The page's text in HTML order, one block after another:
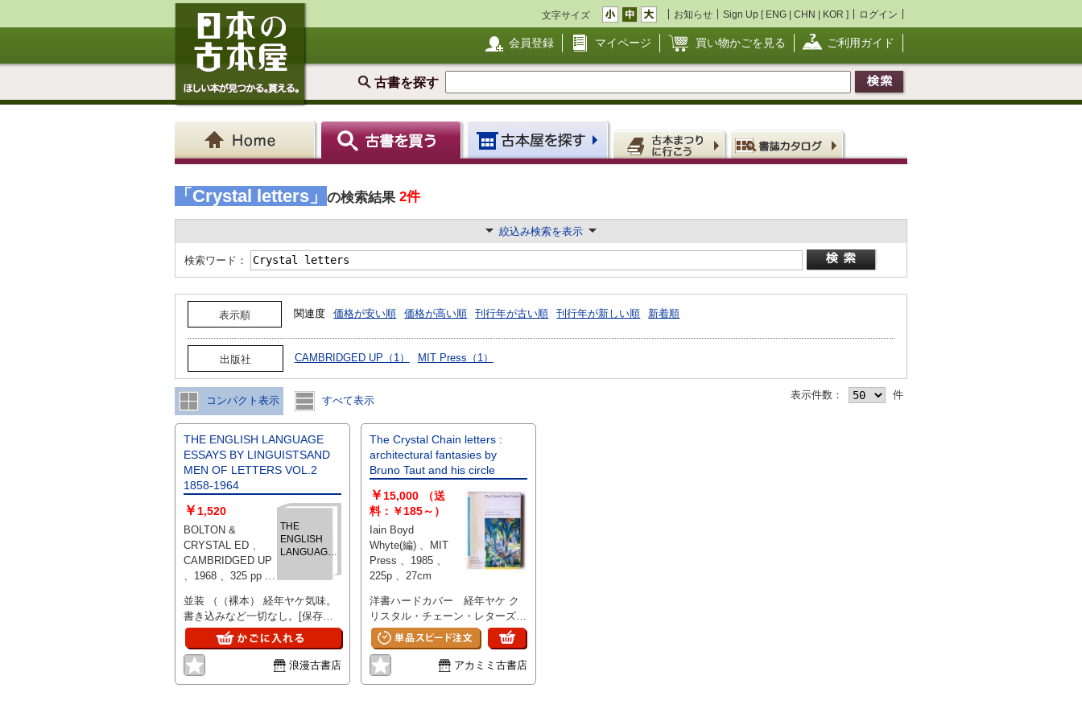
文字サイズ お知らせ Sign Up [ ENG | CHN | KOR ] ログイン
会員登録 マイページ 買い物かごを見る ご利用ガイド
古書を探す
「Crystal letters」 の検索結果 2件
絞込み検索を表示
検索ワード：
表示順 関連度 価格が安い順 価格が高い順 刊行年が古い順 刊行年が新しい順 新着順
出版社 CAMBRIDGED UP（1） MIT Press（1）
コンパクト表示 すべて表示 表示件数： 件
THE ENGLISH LANGUAGE
ESSAYS BY LINGUISTSAND
MEN OF LETTERS VOL.2
1858-1964
THE
ENGLISH
LANGUAGE
LINGUISTSAND
LETTERS
VOL.2 1858-
1964
￥ 1,520
BOLTON &
CRYSTAL ED 、
CAMBRIDGED UP
、1968 、325 pp 、
並装 （（裸本） 経年ヤケ気味。
書き込みなど一切なし。[保存状
態;やや良]
浪漫古書店
The Crystal Chain letters :
architectural fantasies by
Bruno Taut and his circle
￥ 15,000
（送
料：￥185～）
Iain Boyd
Whyte(編) 、MIT
Press 、1985 、
225p 、27cm
洋書ハードカバー 経年ヤケ ク
リスタル・チェーン・レターズ
（Die glaserne Kette）」は、ブ
ルーノ・タウトが1919年から
1920年にかけて始めたユートピ
ア通信で、志を同じくする建築家
アカミミ古書店